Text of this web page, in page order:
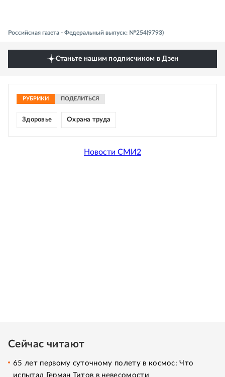
Российская газета - Федеральный выпуск: №254(9793)
Станьте нашим подписчиком в Дзен
РУБРИКИ ПОДЕЛИТЬСЯ
Здоровье Охрана труда
Новости СМИ2
Сейчас читают
65 лет первому суточному полету в космос: Что
испытал Герман Титов в невесомости